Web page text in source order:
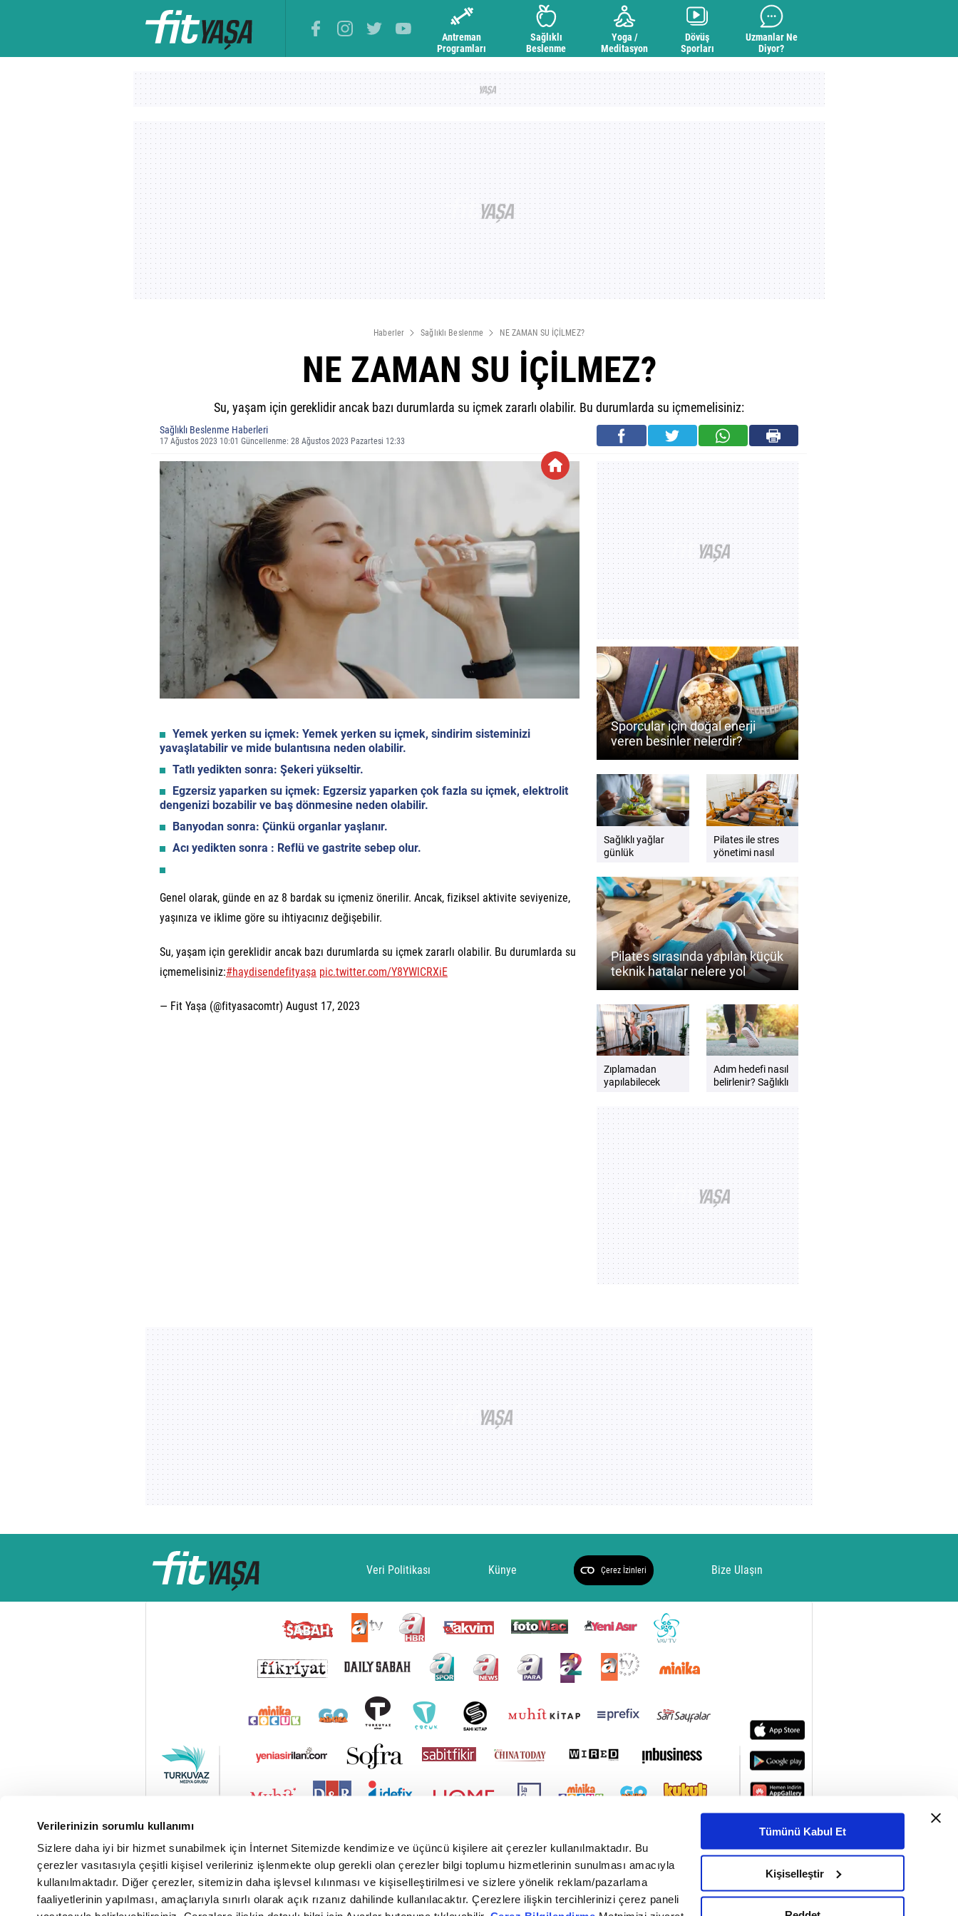
Verilerinizin sorumlu kullanımı
Sizlere daha iyi bir hizmet sunabilmek için İnternet Sitemizde kendimize ve üçüncü kişilere ait çerezler kullanılmaktadır. Bu
çerezler vasıtasıyla çeşitli kişisel verileriniz işlenmekte olup gerekli olan çerezler bilgi toplumu hizmetlerinin sunulması amacıyla
kullanılmaktadır. Diğer çerezler, sitemizin daha işlevsel kılınması ve kişiselleştirilmesi ve sizlere yönelik reklam/pazarlama
faaliyetlerinin yapılması, amaçlarıyla sınırlı olarak açık rızanız dahilinde kullanılacaktır. Çerezlere ilişkin tercihlerinizi çerez paneli
Tümünü Kabul Et
Kişiselleştir
Antreman
Programları
Sağlıklı
Beslenme
Yoga /
Meditasyon
Dövüş
Sporları
Uzmanlar Ne
Diyor?
Haberler Sağlıklı Beslenme NE ZAMAN SU İÇİLMEZ?
NE ZAMAN SU İÇİLMEZ?
Su, yaşam için gereklidir ancak bazı durumlarda su içmek zararlı olabilir. Bu durumlarda su içmemelisiniz:
Sağlıklı Beslenme Haberleri
17 Ağustos 2023 10:01 Güncellenme: 28 Ağustos 2023 Pazartesi 12:33
Yemek yerken su içmek: Yemek yerken su içmek, sindirim sisteminizi
yavaşlatabilir ve mide bulantısına neden olabilir.
Tatlı yedikten sonra: Şekeri yükseltir.
Egzersiz yaparken su içmek: Egzersiz yaparken çok fazla su içmek, elektrolit
dengenizi bozabilir ve baş dönmesine neden olabilir.
Banyodan sonra: Çünkü organlar yaşlanır.
Acı yedikten sonra : Reflü ve gastrite sebep olur.
Genel olarak, günde en az 8 bardak su içmeniz önerilir. Ancak, fiziksel aktivite seviyenize,
yaşınıza ve iklime göre su ihtiyacınız değişebilir.
Su, yaşam için gereklidir ancak bazı durumlarda su içmek zararlı olabilir. Bu durumlarda su
içmemelisiniz:#haydisendefityaşa pic.twitter.com/Y8YWlCRXiE
— Fit Yaşa (@fityasacomtr) August 17, 2023
Sporcular için doğal enerji
veren besinler nelerdir?
Performansı destekleyen
besin önerileri
Sağlıklı yağlar
günlük
yer almalıdır?
Pilates ile stres
yönetimi nasıl
Zihin ve beden
dengesini
güçlendiren
öneriler
Pilates sırasında yapılan küçük
teknik hatalar nelere yol
açabilir?
Zıplamadan
yapılabilecek
hareketleri
nelerdir?
Adım hedefi nasıl
belirlenir? Sağlıklı
ipuçları
Veri Politikası Künye Çerez İzinleri Bize Ulaşın